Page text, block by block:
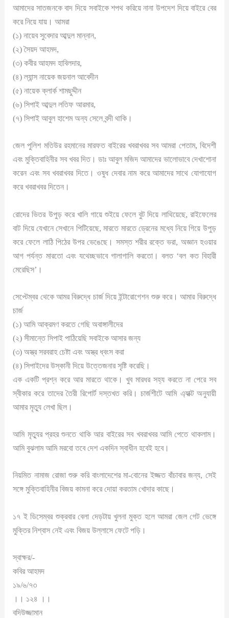
আমাদের সাতজনকে বাদ দিয়ে সবাইকে শপথ করিয়ে নানা উপদেশ দিয়ে বাইরে বের
করে নিয়ে যায়। আমরা
(১) নায়েব সুবেদার আব্দুল মান্নান,
(২) সৈয়দ আহমদ,
(৩) কবীর আহমদ হাবিলদার,
(৪) ল্যান্স নায়েক জয়নাল আবেদীন
(৫) নায়েক ক্লার্ক শামছুদ্দীন
(৬) সিপাই আব্দুল লতিফ আরমার,
(৭) সিপাই আবুল হাশেম অন্য সেলে বন্দী থাকি।
জেল পুলিশ মতিউর রহমানের মারফত বাইরের খবরাখবর সব আমরা পেতাম, বিদেশী
এবং মুক্তিবাহিনীর সব খবর দিত। ডাঃ আবুল মজিদ আমাদের ভালোভাবে দেখাশোনা
করেন এবং সব খবরাখবর দিতে। ওষুধ দেবার নাম করে আমাদের সাথে যোগাযোগ
করে খবরাখবর দিতেন।
রোদের ভিতর উপুড় করে খালি গায়ে শুইয়ে ফেলে বুট দিয়ে লাথিয়েছে, রাইফেলের
বাট দিয়ে যেখানে সেখানে পিটিয়েছে, মারতে মারতে ড্রেনের মধ্যে নিয়ে গিয়ে উপুড়
করে ফেলে লাঠি পিঠের উপর ভেঙেছে। সমস্ত শরীর রক্তে ভরা, অজ্ঞান হওয়ার
আগ পর্যন্ত মারতো এবং যথেচ্ছভাবে গালাগালি করতো। বলত ‘বল কত বিহারী
মেরেছিস’।
সেপ্টেম্বর থেকে আমর বিরুদ্ধে চার্জ দিয়ে ইন্টারোগেশন শুরু করে। আমার বিরুদ্ধে
চার্জ
(১) আমি আক্রমণ করতে গেছি অবাঙ্গালীদের
(২) সীমান্তে সিপাই পাঠিয়েছি সবাইকে আসার জন্য
(৩) অস্ত্র সরবরাহ চেষ্টা এবং অস্ত্র ধ্বংস করা
(৪) সিপাইদের উস্কানী দিয়ে উত্তেজনার সৃষ্টি করেছি।
এক একটি প্রশ্ন করে আর মারতে থাকে। খুব মারধর সহ্য করতে না পেরে সব
স্বীকার করে তাদের তৈরী রিপোর্ট দস্তখত করি। চার্জশীটে আমি এ্যাক্ট অনুযায়ী
আমার মৃত্যু লেখা ছিল।
আমি মৃত্যুর প্রহর শুনতে থাকি আর বাইরের সব খবরাখবর আমি পেতে থাকলাম।
আমি বুঝলাম আমি মরবো তবে দেশ একদিন স্বাধীন হবেই হবে।
নিয়মিত নামাজ রোজা শুরু করি বাংলাদেশের মা-বোনের ইজ্জত বাঁচাবার জন্য, সেই
সঙ্গে মুক্তিবাহিনীর বিজয় কামনা করে দোয়া করতাম খোদার কাছে।
১৭ ই ডিসেম্বর শুক্রবার বেলা দেড়টায় খুলনা মুক্ত হলে আমরা জেল গেট ভেঙ্গে
মুক্তির নিশ্বাস নেই এবং বিজয় উল্লাসে ফেটে পড়ি।
স্বাক্ষর/-
কবির আহমদ
১৯/৬/৭৩
।। ১২৪ ।।
বদিউজ্জামান